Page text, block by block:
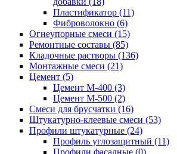
Пластификатор (11)
Фиброволокно (6)
Огнеупорные смеси (15)
Ремонтные составы (85)
Кладочные растворы (136)
Монтажные смеси (21)
Цемент (5)
Цемент М-400 (3)
Цемент М-500 (2)
Смеси для брусчатки (16)
Штукатурно-клеевые смеси (53)
Профили штукатурные (24)
Профиль углозащитный (11)
Профили фасадные (0)